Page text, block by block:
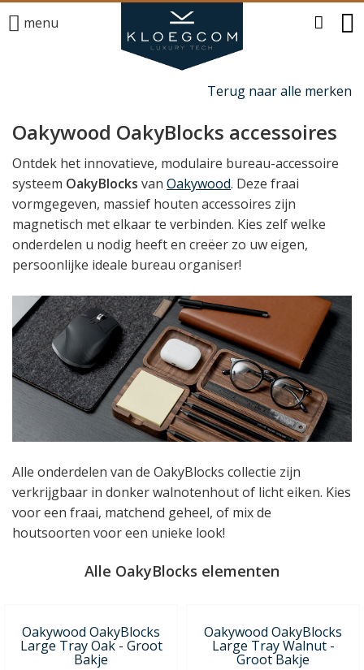
menu
Terug naar alle merken
Oakywood OakyBlocks accessoires
Ontdek het innovatieve, modulaire bureau-accessoire
systeem OakyBlocks van Oakywood. Deze fraai
vormgegeven, massief houten accessoires zijn
magnetisch met elkaar te verbinden. Kies zelf welke
onderdelen u nodig heeft en creëer zo uw eigen,
persoonlijke ideale bureau organiser!
Alle onderdelen van de OakyBlocks collectie zijn
verkrijgbaar in donker walnotenhout of licht eiken. Kies
voor een fraai, matchend geheel, of mix de
houtsoorten voor een unieke look!
Alle OakyBlocks elementen
Oakywood OakyBlocks
Large Tray Oak - Groot
Bakje
Oakywood OakyBlocks
Large Tray Walnut -
Groot Bakje